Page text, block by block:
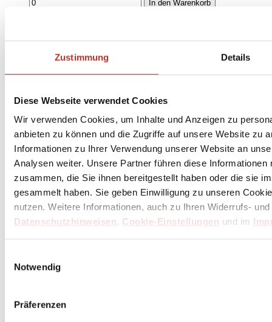
Zustimmung Details
Diese Webseite verwendet Cookies
Wir verwenden Cookies, um Inhalte und Anzeigen zu
anbieten zu können und die Zugriffe auf unsere Website zu
Informationen zu Ihrer Verwendung unserer Website an
Analysen weiter. Unsere Partner führen diese
zusammen, die Sie ihnen bereitgestellt haben oder die sie
gesammelt haben. Sie geben Einwilligung zu unseren
nutzen. Weitere Informationen, auch zu Ihren Widerrufs-
Datenschutzhinweisen, Cookie-Einstellungen und im
Notwendig
Präferenzen
In den Warenkorb